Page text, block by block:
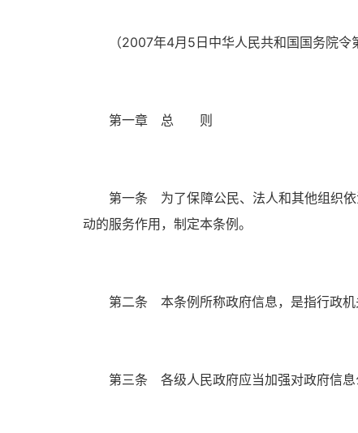
（2007年4月5日中华人民共和国国务院令
第一章 总 则
第一条 为了保障公民、法人和其他组织依
动的服务作用，制定本条例。
第二条 本条例所称政府信息，是指行政机
第三条 各级人民政府应当加强对政府信息